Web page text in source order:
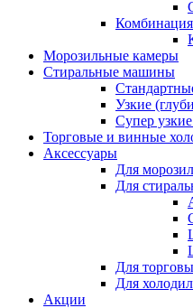
Морозильные камеры
Стиральные машины
Узкие
Супер
Торговые и винные
Аксессуары
Для
Для
Для
Для
Акции